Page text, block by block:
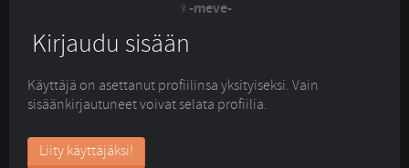
-meve-
Kirjaudu sisään
Käyttäjä on asettanut profiilinsa yksityiseksi. Vain
sisäänkirjautuneet voivat selata profiilia.
Liity käyttäjäksi!